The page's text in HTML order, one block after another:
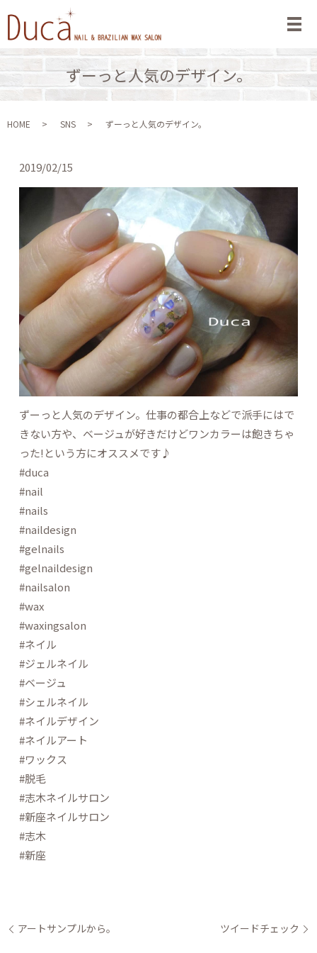
メ
ずーっと人気のデザイン。
HOME SNS ずーっと人気のデザイン。
2019/02/15
ずーっと人気のデザイン。仕事の都合上などで派手にはで
きない方や、ベージュが好きだけどワンカラーは飽きちゃ
った!という方にオススメです♪
#duca
#nail
#nails
#naildesign
#gelnails
#gelnaildesign
#nailsalon
#wax
#waxingsalon
#ネイル
#ジェルネイル
#ベージュ
#シェルネイル
#ネイルデザイン
#ネイルアート
#ワックス
#脱毛
#志木ネイルサロン
#新座ネイルサロン
#志木
#新座
アートサンプルから。 ツイードチェック